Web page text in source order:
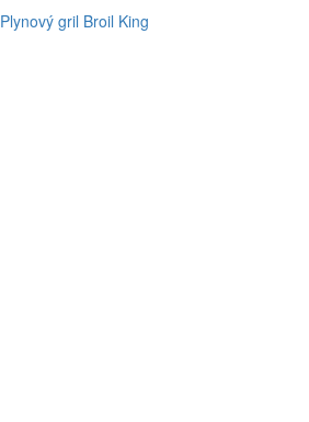
Plynový gril Broil King